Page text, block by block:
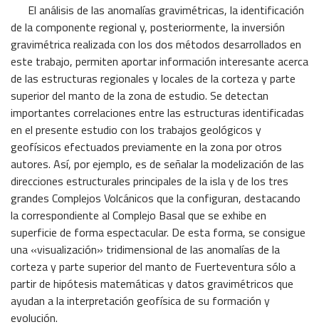
El análisis de las anomalías gravimétricas, la identificación
de la componente regional y, posteriormente, la inversión
gravimétrica realizada con los dos métodos desarrollados en
este trabajo, permiten aportar información interesante acerca
de las estructuras regionales y locales de la corteza y parte
superior del manto de la zona de estudio. Se detectan
importantes correlaciones entre las estructuras identificadas
en el presente estudio con los trabajos geológicos y
geofísicos efectuados previamente en la zona por otros
autores. Así, por ejemplo, es de señalar la modelización de las
direcciones estructurales principales de la isla y de los tres
grandes Complejos Volcánicos que la configuran, destacando
la correspondiente al Complejo Basal que se exhibe en
superficie de forma espectacular. De esta forma, se consigue
una «visualización» tridimensional de las anomalías de la
corteza y parte superior del manto de Fuerteventura sólo a
partir de hipótesis matemáticas y datos gravimétricos que
ayudan a la interpretación geofísica de su formación y
evolución.